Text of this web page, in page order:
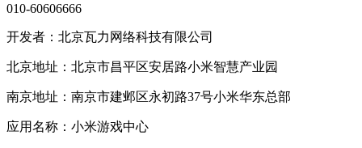
010-60606666
开发者：北京瓦力网络科技有限公司
北京地址：北京市昌平区安居路小米智慧产业园
南京地址：南京市建邺区永初路37号小米华东总部
应用名称：小米游戏中心